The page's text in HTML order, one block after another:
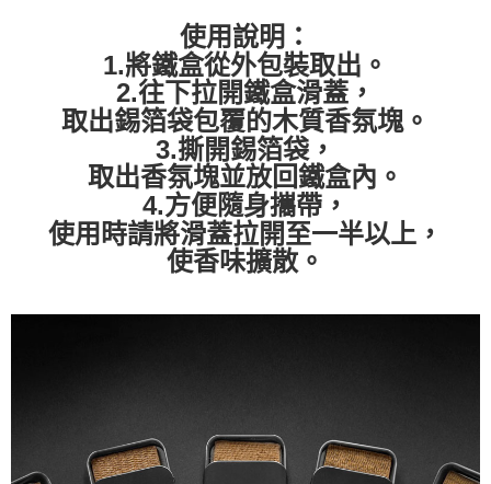
使用說明 ：
1.將鐵盒從外包裝取出。
2.往下拉開鐵盒滑蓋，
取出錫箔袋包覆的木質香氛塊。
3.撕開錫箔袋，
取出香氛塊並放回鐵盒內。
4.方便隨身攜帶，
使用時請將滑蓋拉開至一半以上，
使香味擴散。